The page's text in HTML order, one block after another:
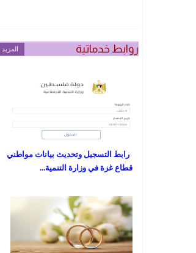
روابط خدماتية المزيد
رابط التسجيل وتحديث بيانات مواطني
قطاع غزة في وزارة التنمية...